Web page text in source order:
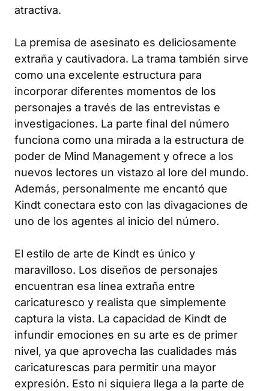
atractiva.
La premisa de asesinato es deliciosamente
extraña y cautivadora. La trama también sirve
como una excelente estructura para
incorporar diferentes momentos de los
personajes a través de las entrevistas e
investigaciones. La parte final del número
funciona como una mirada a la estructura de
poder de Mind Management y ofrece a los
nuevos lectores un vistazo al lore del mundo.
Además, personalmente me encantó que
Kindt conectara esto con las divagaciones de
uno de los agentes al inicio del número.
El estilo de arte de Kindt es único y
maravilloso. Los diseños de personajes
encuentran esa línea extraña entre
caricaturesco y realista que simplemente
captura la vista. La capacidad de Kindt de
infundir emociones en su arte es de primer
nivel, ya que aprovecha las cualidades más
caricaturescas para permitir una mayor
expresión. Esto ni siquiera llega a la parte de